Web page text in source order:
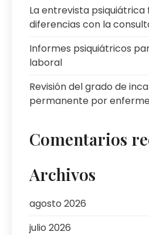
La entrevista psiquiátrica
diferencias con la
Informes psiquiátricos
laboral
Revisión del grado de
permanente por
Comentarios
Archivos
agosto 2026
julio 2026